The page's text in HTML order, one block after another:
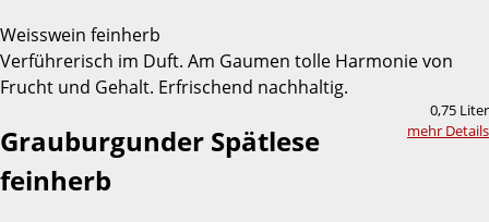
Weisswein feinherb
Verführerisch im Duft. Am Gaumen tolle Harmonie von
Frucht und Gehalt. Erfrischend nachhaltig.
0,75 Liter
mehr Details
Grauburgunder Spätlese
feinherb